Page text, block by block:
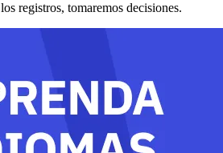
los registros, tomaremos decisiones.